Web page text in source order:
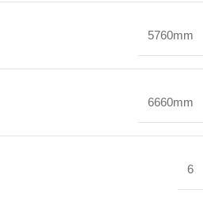
5760mm
6660mm
6